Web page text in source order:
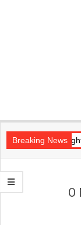
Navigation
Menu
Breaking News
«Ray of Light»
Ο